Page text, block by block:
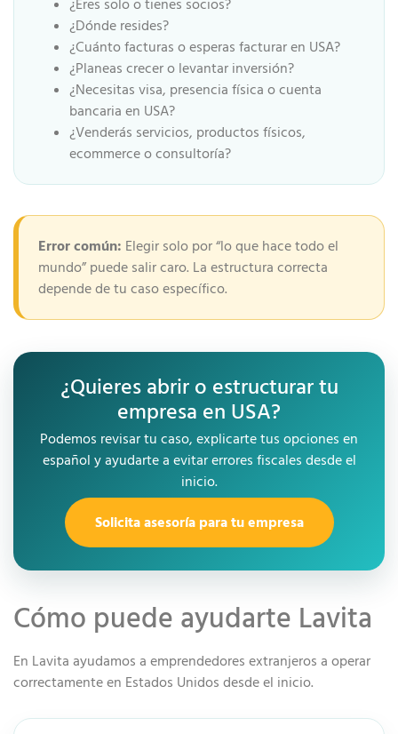
¿Eres solo o tienes socios?
¿Dónde resides?
¿Cuánto facturas o esperas facturar en USA?
¿Planeas crecer o levantar inversión?
¿Necesitas visa, presencia física o cuenta
bancaria en USA?
¿Venderás servicios, productos físicos,
ecommerce o consultoría?
Error común: Elegir solo por “lo que hace todo el
mundo” puede salir caro. La estructura correcta
depende de tu caso específico.
¿Quieres abrir o estructurar tu
empresa en USA?
Podemos revisar tu caso, explicarte tus opciones en
español y ayudarte a evitar errores fiscales desde el
inicio.
Solicita asesoría para tu empresa
Cómo puede ayudarte Lavita
En Lavita ayudamos a emprendedores extranjeros a operar
correctamente en Estados Unidos desde el inicio.